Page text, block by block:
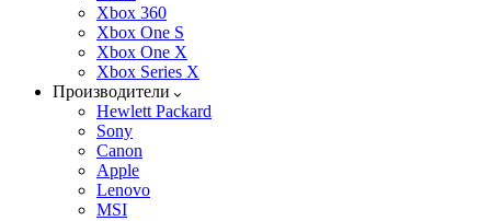
Xbox 360
Xbox One S
Xbox One X
Xbox Series X
Производители
Hewlett Packard
Sony
Canon
Apple
Lenovo
MSI